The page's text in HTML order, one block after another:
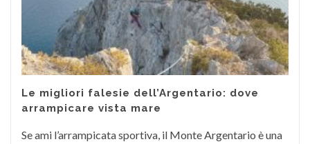
Le migliori falesie dell’Argentario: dove
arrampicare vista mare
Se ami l’arrampicata sportiva, il Monte Argentario è una